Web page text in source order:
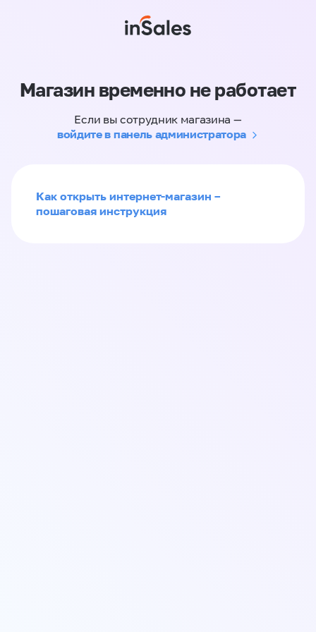
Магазин временно не работает
Если вы сотрудник магазина —
войдите в панель администратора
Как открыть интернет-магазин –
пошаговая инструкция